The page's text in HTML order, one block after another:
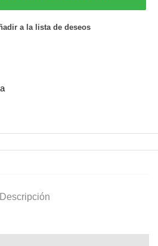
a la lista de deseos
Descripción